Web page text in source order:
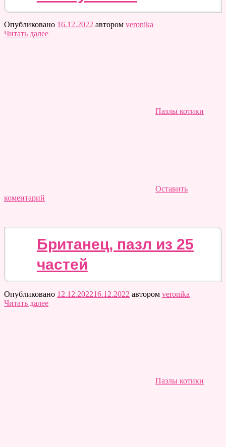
Опубликовано 16.12.2022 автором veronika
Читать далее
Пазлы котики
Оставить
коментарий
Британец, пазл из 25
частей
Опубликовано 12.12.202216.12.2022 автором veronika
Читать далее
Пазлы котики